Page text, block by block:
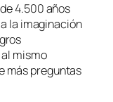
4.500 años
la imaginación
mismo
más preguntas